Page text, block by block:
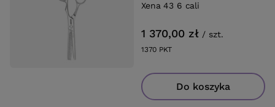
Xena 43 6 cali
1 370,00 zł / szt.
1370 PKT
Do koszyka